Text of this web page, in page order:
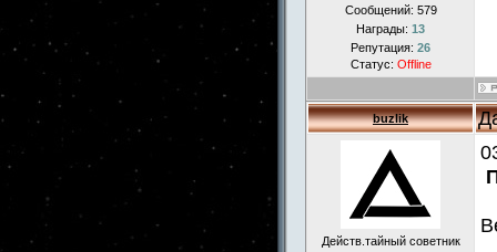
Сообщений: 579
Награды: 13
Репутация: 26
Статус: Offline
buzlik
Действ.тайный советник